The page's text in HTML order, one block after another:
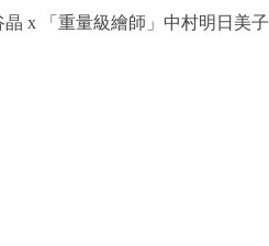
x 「重量級繪師」中村明日美子